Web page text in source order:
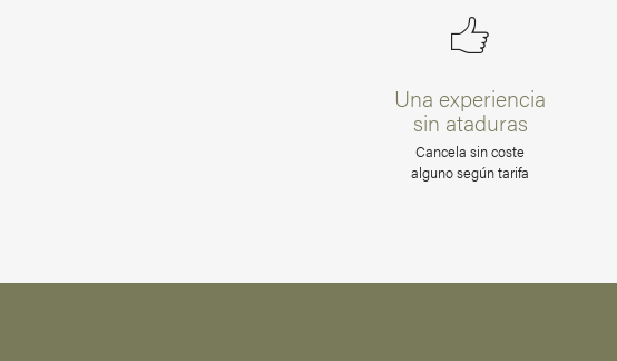
Una experiencia
sin ataduras
Cancela sin coste
alguno según tarifa